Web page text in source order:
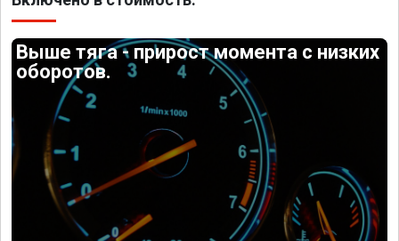
Выше тяга - прирост момента с низких
оборотов.